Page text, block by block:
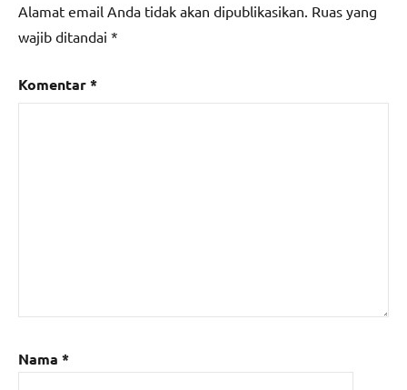
Alamat email Anda tidak akan dipublikasikan. Ruas yang
wajib ditandai *
Komentar*
Nama *